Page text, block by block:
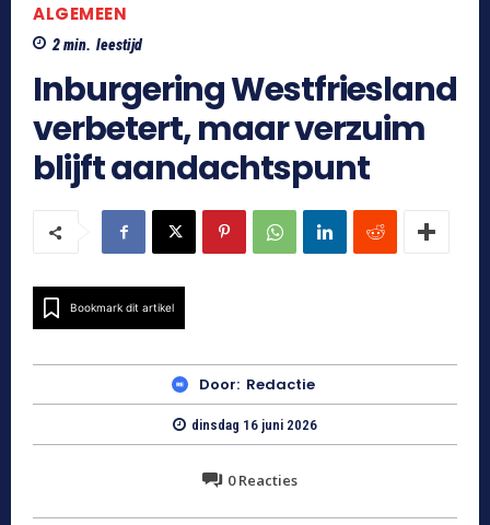
ALGEMEEN
2min. leestijd
Inburgering Westfriesland
verbetert, maar verzuim
blijft aandachtspunt
Bookmark dit artikel
Door: Redactie
dinsdag 16 juni 2026
0Reacties